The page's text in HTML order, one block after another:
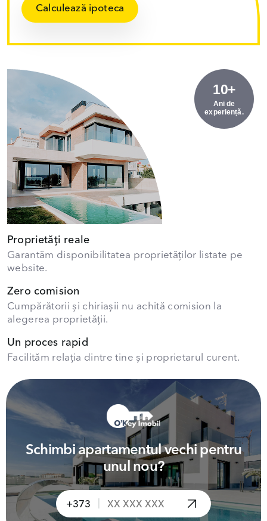
Calculează ipoteca
10+
Ani de
experiență.
Proprietăți reale
Garantăm disponibilitatea proprietăților listate pe
website.
Zero comision
Cumpărătorii și chiriașii nu achită comision la
alegerea proprietății.
Un proces rapid
Facilităm relația dintre tine și proprietarul curent.
Schimbi apartamentul vechi pentru
unul nou?
+373